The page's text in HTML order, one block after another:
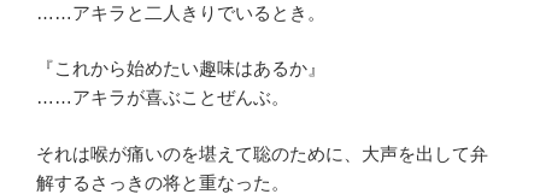
……アキラと二人きりでいるとき。
『これから始めたい趣味はあるか』
……アキラが喜ぶことぜんぶ。
それは喉が痛いのを堪えて聡のために、大声を出して弁
解するさっきの将と重なった。